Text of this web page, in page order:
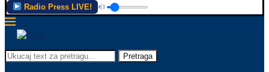
Radio Press LIVE!
Pretraga